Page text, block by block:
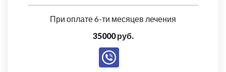
При оплате 6-ти месяцев лечения
35000 руб.